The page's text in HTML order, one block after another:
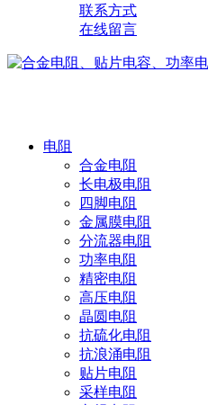
联系方式
在线留言
电阻
合金电阻
长电极电阻
四脚电阻
金属膜电阻
分流器电阻
功率电阻
精密电阻
高压电阻
晶圆电阻
抗硫化电阻
抗浪涌电阻
贴片电阻
采样电阻